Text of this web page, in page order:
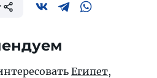
Египет,